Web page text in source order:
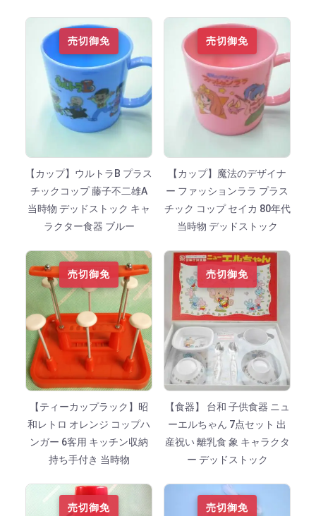
売切御免
【カップ】ウルトラB プラス
チックコップ 藤子不二雄A
当時物 デッドストック キャ
ラクター食器 ブルー
売切御免
【カップ】魔法のデザイナ
ー ファッションララ プラス
チック コップ セイカ 80年代
当時物 デッドストック
売切御免
【ティーカップラック】昭
和レトロ オレンジ コップハ
ンガー 6客用 キッチン収納
持ち手付き 当時物
売切御免
【食器】 台和 子供食器 ニュ
ーエルちゃん 7点セット 出
産祝い 離乳食 象 キャラクタ
ー デッドストック
売切御免 売切御免